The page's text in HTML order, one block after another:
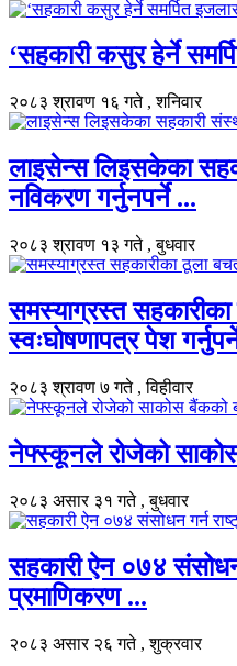
‘सहकारी कसुर हेर्ने
२०८३ श्रावण १६ गते , शनिवार
लाइसेन्स लिइसकेका
नविकरण गर्नुनपर्ने ...
२०८३ श्रावण १३ गते , बुधवार
समस्याग्रस्त
स्वःघोषणापत्र पेश
२०८३ श्रावण ७ गते , विहीवार
नेफ्स्कूनले रोजेको
२०८३ असार ३१ गते , बुधवार
सहकारी ऐन ०७४ संसोधन
प्रमाणिकरण ...
२०८३ असार २६ गते , शुक्रवार